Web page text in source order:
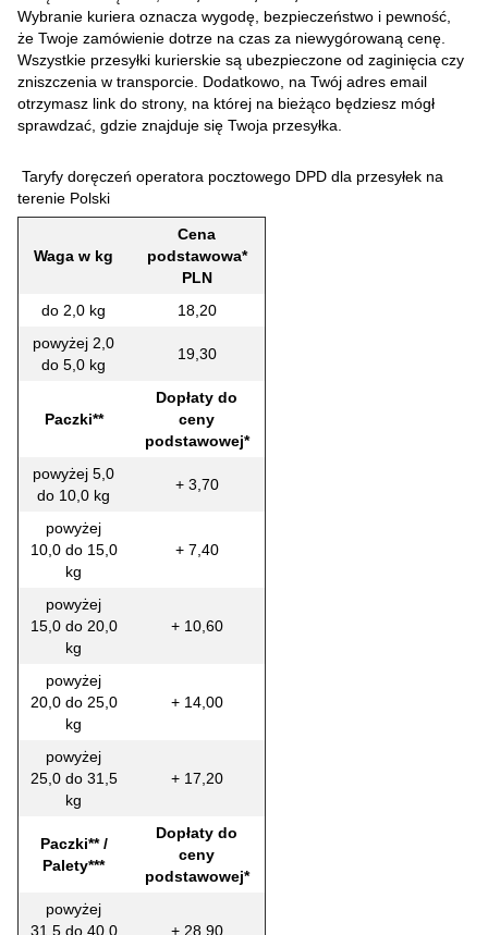
Wybranie kuriera oznacza wygodę, bezpieczeństwo i pewność,
że Twoje zamówienie dotrze na czas za niewygórowaną cenę.
Wszystkie przesyłki kurierskie są ubezpieczone od zaginięcia czy
zniszczenia w transporcie. Dodatkowo, na Twój adres email
otrzymasz link do strony, na której na bieżąco będziesz mógł
sprawdzać, gdzie znajduje się Twoja przesyłka.
Taryfy doręczeń operatora pocztowego DPD dla przesyłek na
terenie Polski
Waga w kg
Cena
podstawowa*
PLN
do 2,0 kg
18,20
powyżej 2,0
do 5,0 kg
19,30
Paczki**
Dopłaty do
ceny
podstawowej*
powyżej 5,0
do 10,0 kg
+ 3,70
powyżej
10,0 do 15,0
kg
+ 7,40
powyżej
15,0 do 20,0
kg
+ 10,60
powyżej
20,0 do 25,0
kg
+ 14,00
powyżej
25,0 do 31,5
kg
+ 17,20
Paczki** /
Palety***
Dopłaty do
ceny
podstawowej*
powyżej
31,5 do 40,0
+ 28,90